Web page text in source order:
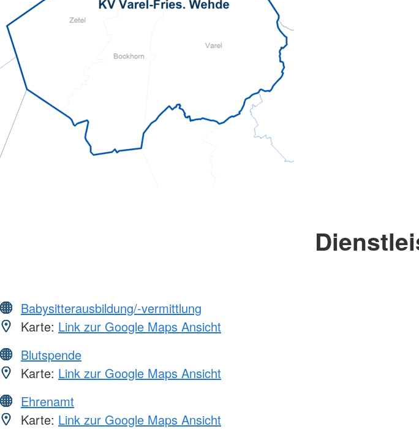
Babysitterausbildung/-vermittlung
Karte: Link zur Google Maps Ansicht
Blutspende
Karte: Link zur Google Maps Ansicht
Ehrenamt
Karte: Link zur Google Maps Ansicht